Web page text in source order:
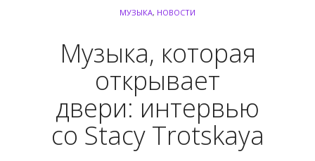
МУЗЫКА, НОВОСТИ
Музыка, которая
открывает
двери: интервью
со Stacy Trotskaya